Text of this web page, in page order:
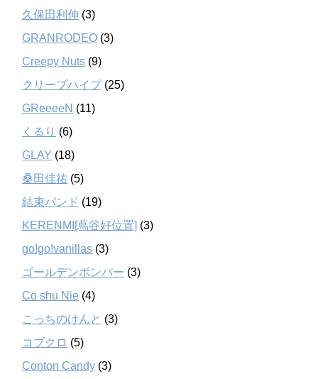
久保田利伸 (3)
GRANRODEO (3)
Creepy Nuts (9)
クリープハイプ(25)
GReeeeN (11)
くるり (6)
GLAY (18)
桑田佳祐 (5)
結束バンド (19)
KERENMI[蔦谷好位置] (3)
go!go!vanillas (3)
ゴールデンボンバー (3)
Co shu Nie (4)
こっちのけんと (3)
コブクロ (5)
Conton Candy (3)